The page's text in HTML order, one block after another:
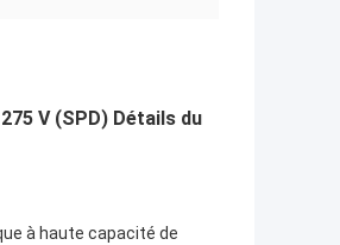
V (SPD) Détails du
à haute capacité de